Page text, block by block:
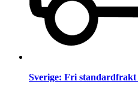
Sverige: Fri standardfrakt